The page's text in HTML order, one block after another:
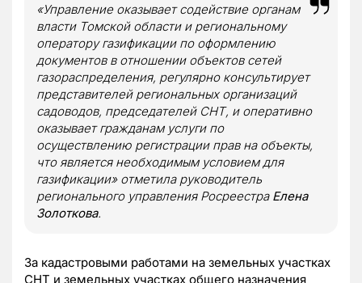
«Управление оказывает содействие органам
власти Томской области и региональному
оператору газификации по оформлению
документов в отношении объектов сетей
газораспределения, регулярно консультирует
представителей региональных организаций
садоводов, председателей СНТ, и оперативно
оказывает гражданам услуги по
осуществлению регистрации прав на объекты,
что является необходимым условием для
газификации» отметила руководитель
регионального управления Росреестра Елена
Золоткова.
За кадастровыми работами на земельных участках
СНТ и земельных участках общего назначения